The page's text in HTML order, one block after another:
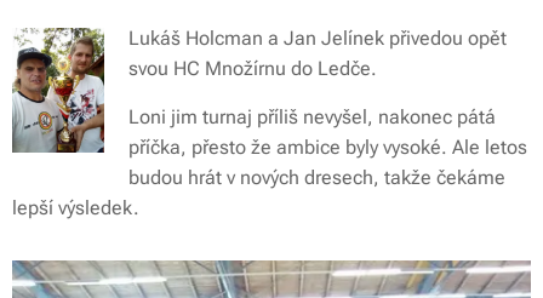
Lukáš Holcman a Jan Jelínek přivedou opět
svou HC Množírnu do Ledče.
Loni jim turnaj příliš nevyšel, nakonec pátá
příčka, přesto že ambice byly vysoké. Ale letos
budou hrát v nových dresech, takže čekáme
lepší výsledek.